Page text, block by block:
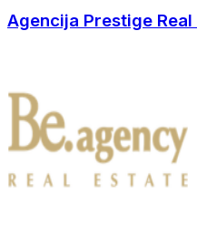
Agencija Prestige